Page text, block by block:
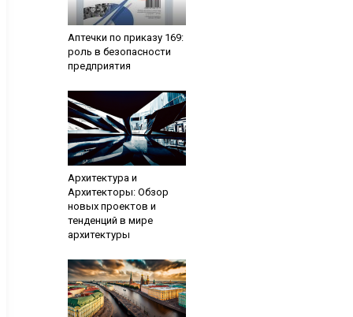
Аптечки по приказу 169:
роль в безопасности
предприятия
Архитектура и
Архитекторы: Обзор
новых проектов и
тенденций в мире
архитектуры